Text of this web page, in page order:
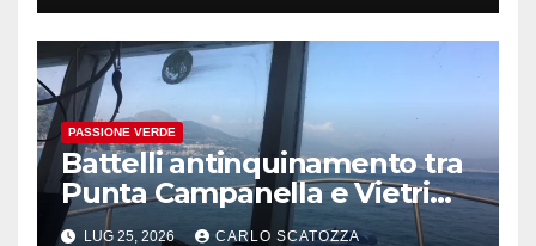
PASSIONE VERDE
Battelli antinquinamento tra
Punta Campanella e Vietri
sul Mare
LUG 25, 2026 CARLO SCATOZZA